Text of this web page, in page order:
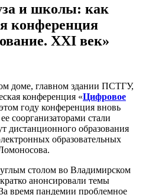
и школы: как
конференция
XXI век»
доме, главном здании ПСТГУ,
конференция «Цифровое
году конференция вновь
соорганизаторами стали
дистанционного образования
образовательных
столом во Владимирском
анонсировали темы
время пандемии проблемное